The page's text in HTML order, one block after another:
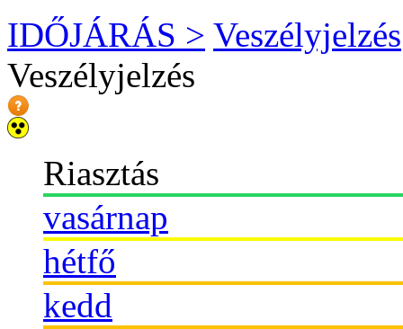
IDŐJÁRÁS > Veszélyjelzés
Veszélyjelzés
Riasztás
vasárnap
hétfő
kedd